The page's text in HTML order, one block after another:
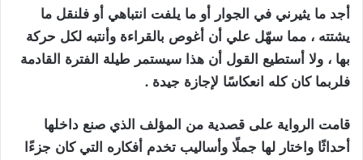
أجد ما يثيرني في الجوار أو ما يلفت انتباهي أو فلنقل ما
يشتته ، مما سهّل علي أن أغوص بالقراءة وأنتبه لكل حركة
بها ، ولا أستطيع القول أن هذا سيستمر طيلة الفترة القادمة
فلربما كان كله انعكاسًا لإجازة جيدة .
قامت الرواية على قصدية من المؤلف الذي صنع داخلها
أحداثًا واختار لها جملًا وأساليب تخدم أفكاره التي كان جزءًا